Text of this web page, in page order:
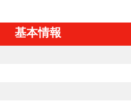
基本情報